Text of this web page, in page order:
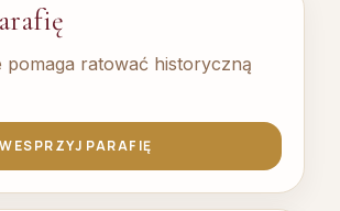
pomaga ratować historyczną
WESPRZYJ PARAFIĘ